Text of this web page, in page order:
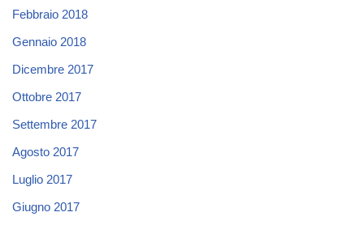
Febbraio 2018
Gennaio 2018
Dicembre 2017
Ottobre 2017
Settembre 2017
Agosto 2017
Luglio 2017
Giugno 2017